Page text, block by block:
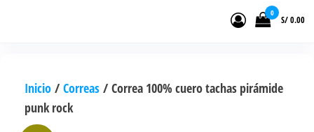
Joyas de Acero | Tienda de
Música de Vinilos, CDs y más.
0
S/ 0.00
Inicio / Correas / Correa 100% cuero tachas pirámide
punk rock